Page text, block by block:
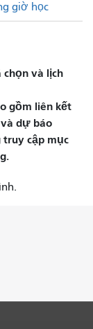
giờ học
và lịch
gồm liên kết
dự báo
cập mục